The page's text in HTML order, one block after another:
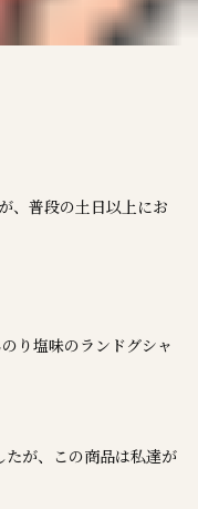
、普段の土日以上にお
り塩味のランドグシャ
が、この商品は私達が